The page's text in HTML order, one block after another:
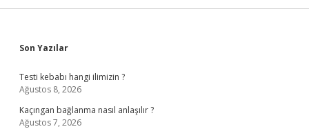
Sidebar
Son Yazılar
Testi kebabı hangi ilimizin ?
Ağustos 8, 2026
Kaçıngan bağlanma nasıl anlaşılır ?
Ağustos 7, 2026